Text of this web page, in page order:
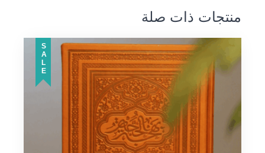
منتجات ذات صلة
SALE